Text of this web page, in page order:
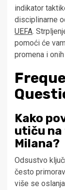
indikator
disciplinarne
UEFA.
pomoći će
promena i
Kako
utiču
Milana?
Odsustvo
često
više se